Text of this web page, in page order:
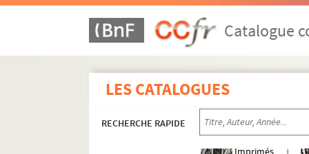
Catalogue
LES CATALOGUES
RECHERCHE RAPIDE
Rés. Ms. 3039 (Baltazar C 066). Lily in
Rés. Ms. 3040 (Baltazar C 067). Si ton corps
Rés. Ms. 3042 (Baltazar C 069). Gaminerie !
Rés. Ms. 3043 (Baltazar C 070). Pour J. P.
Rés. Ms. 3044 (Baltazar C 071). La ligne
Rés. Ms. 3045 (Baltazar C 072). Intra-Muros